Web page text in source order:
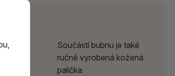
Součástí bubnu je také
ručně vyrobená kožená
palička